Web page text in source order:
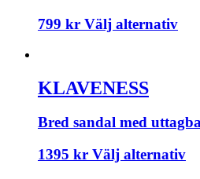
799 kr Välj alternativ
KLAVENESS
Bred sandal med
1395 kr Välj alternativ